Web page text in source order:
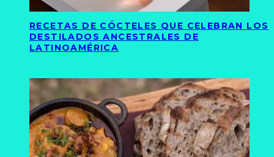
RECETAS DE CÓCTELES QUE CELEBRAN LOS
DESTILADOS ANCESTRALES DE
LATINOAMÉRICA